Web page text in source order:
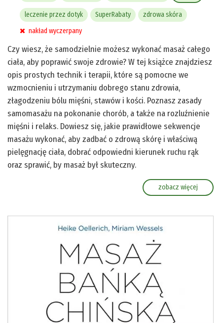
leczenie przez dotyk SuperRabaty
zdrowa skóra
nakład wyczerpany
Czy wiesz, że samodzielnie możesz wykonać masaż całego
ciała, aby poprawić swoje zdrowie? W tej książce znajdziesz
opis prostych technik i terapii, które są pomocne we
wzmocnieniu i utrzymaniu dobrego stanu zdrowia,
złagodzeniu bólu mięśni, stawów i kości. Poznasz zasady
samomasażu na pokonanie chorób, a także na rozluźnienie
mięśni i relaks. Dowiesz się, jakie prawidłowe sekwencje
masażu wykonać, aby zadbać o zdrową skórę i właściwą
pielęgnację ciała, dobrać odpowiedni kierunek ruchu rąk
oraz sprawić, by masaż był skuteczny.
zobacz więcej